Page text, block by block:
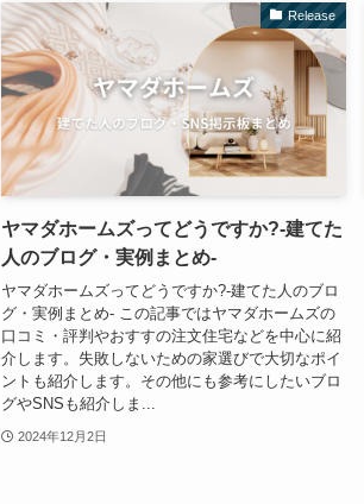
Release
ヤマダホームズってどうですか?-建てた
人のブログ・実例まとめ-
ヤマダホームズってどうですか?-建てた人のブロ
グ・実例まとめ- この記事ではヤマダホームズの
口コミ・評判やおすすの注文住宅などを中心に紹
介します。失敗しないための家選びで大切なポイ
ントも紹介します。その他にも参考にしたいブロ
グやSNSも紹介しま...
2024年12月2日